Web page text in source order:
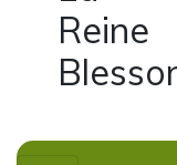
Reine